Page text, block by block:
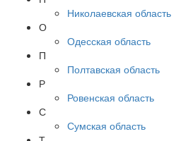
Николаевская область
О
Одесская область
П
Полтавская область
Р
Ровенская область
С
Сумская область